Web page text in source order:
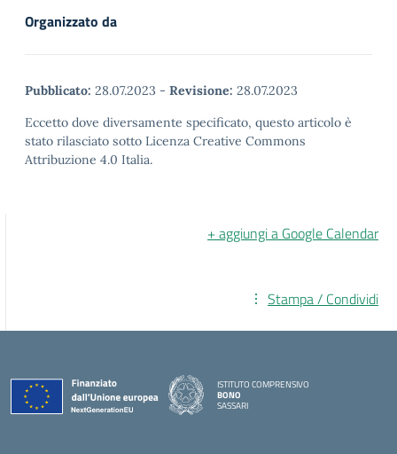
Organizzato da
Pubblicato: 28.07.2023 - Revisione: 28.07.2023
Eccetto dove diversamente specificato, questo articolo è
stato rilasciato sotto Licenza Creative Commons
Attribuzione 4.0 Italia.
+ aggiungi a Google Calendar
Stampa / Condividi
ISTITUTO COMPRENSIVO
BONO
SASSARI